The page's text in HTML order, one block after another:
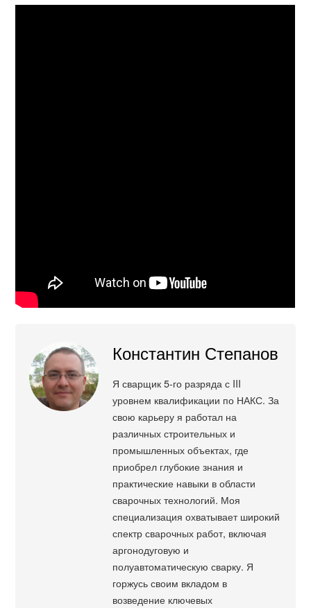
Константин Степанов
Я сварщик 5-го разряда с III
уровнем квалификации по НАКС. За
свою карьеру я работал на
различных строительных и
промышленных объектах, где
приобрел глубокие знания и
практические навыки в области
сварочных технологий. Моя
специализация охватывает широкий
спектр сварочных работ, включая
аргонодуговую и
полуавтоматическую сварку. Я
горжусь своим вкладом в
возведение ключевых